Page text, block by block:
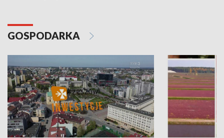
GOSPODARKA